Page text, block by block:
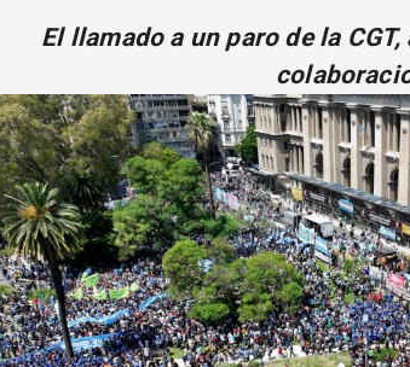
El llamado a un paro de la